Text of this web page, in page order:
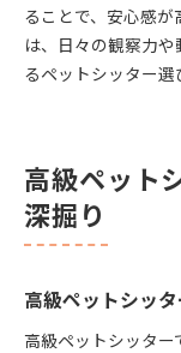
ることで、安心感
は、日々の観察力
るペットシッター選
高級ペット
深掘り
高級ペットシッ
高級ペットシッター